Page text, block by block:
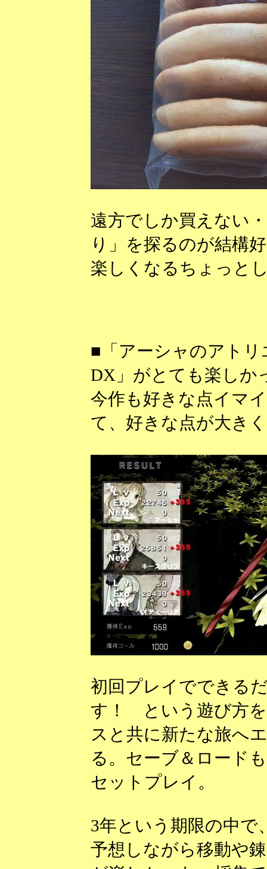
遠方でしか買えない
り」を探るのが結構
楽しくなるちょっと
■「アーシャのアトリ
DX」がとても楽しか
今作も好きな点イマ
て、好きな点が大き
初回プレイでできる
す！ という遊び方を
スと共に新たな旅へ
る。セーブ＆ロード
セットプレイ。
3年という期限の中で
予想しながら移動や